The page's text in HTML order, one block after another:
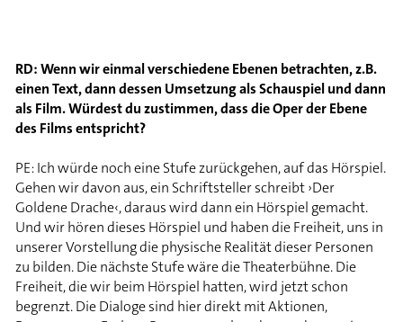
RD: Wenn wir einmal verschiedene Ebenen betrachten, z.B.
einen Text, dann dessen Umsetzung als Schauspiel und dann
als Film. Würdest du zustimmen, dass die Oper der Ebene
des Films entspricht?
PE: Ich würde noch eine Stufe zurückgehen, auf das Hörspiel.
Gehen wir davon aus, ein Schriftsteller schreibt ›Der
Goldene Drache‹, daraus wird dann ein Hörspiel gemacht.
Und wir hören dieses Hörspiel und haben die Freiheit, uns in
unserer Vorstellung die physische Realität dieser Personen
zu bilden. Die nächste Stufe wäre die Theaterbühne. Die
Freiheit, die wir beim Hörspiel hatten, wird jetzt schon
begrenzt. Die Dialoge sind hier direkt mit Aktionen,